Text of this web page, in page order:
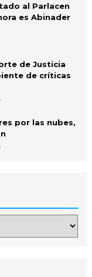
al Parlacen
es Abinader
de Justicia
de críticas
por las nubes,